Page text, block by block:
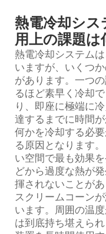
熱電冷却シ
用上の課題は
熱電冷却システム
いますが、いくつ
があります。一つ
るほど素早く冷却
り、即座に極端に
達するまでに時間
何かを冷却する必
る原因となります
い空間で最も効果
どから過度な熱が
揮されないことが
スクリームコーン
います。周囲の温
は到底持ち堪えら